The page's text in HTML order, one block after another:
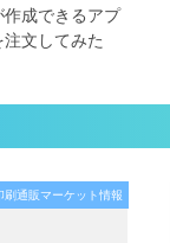
作成できるアプ
文してみた
刷通販マーケット情報